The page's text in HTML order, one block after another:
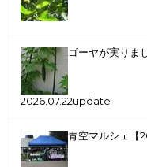
ゴーヤが実りま
2026.07.22update
青空マルシェ【